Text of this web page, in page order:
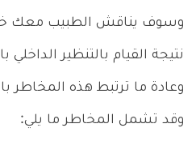
وسوف يناقش الطبيب معك
نتيجة القيام بالتنظير
وعادة ما ترتبط هذه المخاطر
وقد تشمل المخاطر ما يلي: